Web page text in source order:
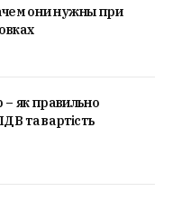
они нужны при
як правильно
та вартість